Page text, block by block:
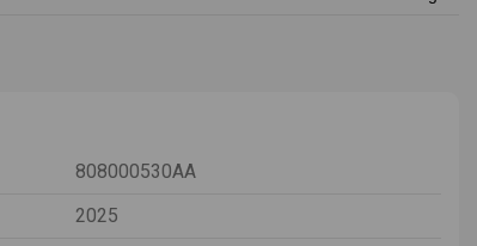
808000530AA
2025